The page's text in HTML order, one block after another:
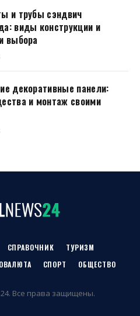
и трубы сэндвич
виды конструкции и
выбора
декоративные панели:
и монтаж своими
СПРАВОЧНИК
ТУРИЗМ
СПОРТ ОБЩЕСТВО
Все права защищены.